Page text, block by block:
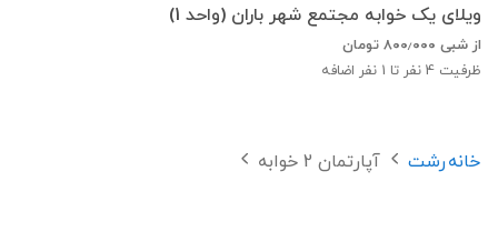
ویلای یک خوابه مجتمع شهر باران (واحد 1)
از شبی ۸۰۰٫۰۰۰ تومان
ظرفیت 4 نفر تا 1 نفر اضافه
خانهرشت آپارتمان 2 خوابه